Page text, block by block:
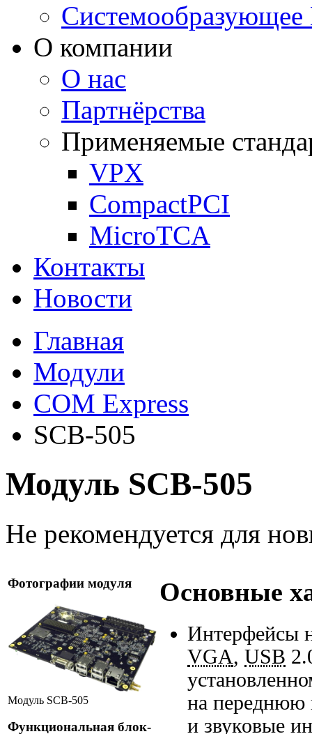
О компании
О нас
Партнёрства
Применяемые
VPX
CompactPCI
MicroTCA
Контакты
Новости
Главная
Модули
COM Express
SCB-505
Модуль SCB-505
Не рекомендуется для
Фотографии модуля
Модуль SCB-505
Функциональная блок-
Основные
Интерфейсы
VGA, USB
на переднюю
и звуковые